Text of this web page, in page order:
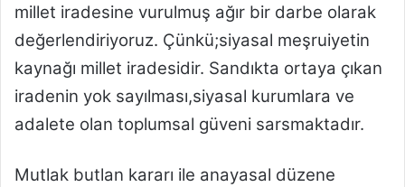
millet iradesine vurulmuş ağır bir darbe olarak
değerlendiriyoruz. Çünkü;siyasal meşruiyetin
kaynağı millet iradesidir. Sandıkta ortaya çıkan
iradenin yok sayılması,siyasal kurumlara ve
adalete olan toplumsal güveni sarsmaktadır.
Mutlak butlan kararı ile anayasal düzene